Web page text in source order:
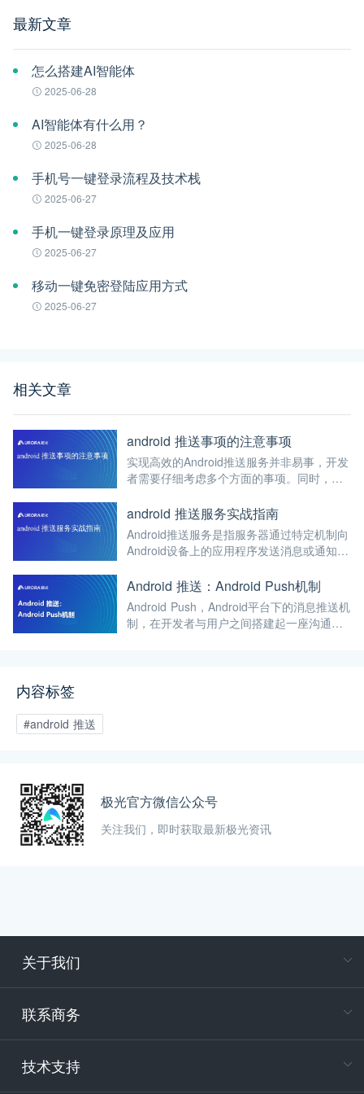
最新文章
怎么搭建AI智能体
2025-06-28
AI智能体有什么用？
2025-06-28
手机号一键登录流程及技术栈
2025-06-27
手机一键登录原理及应用
2025-06-27
移动一键免密登陆应用方式
2025-06-27
相关文章
android 推送事项的注意事项
实现高效的Android推送服务并非易事，开发
者需要仔细考虑多个方面的事项。同时，选
以提升推送服务的稳定性和效果。
android 推送服务实战指南
Android推送服务是指服务器通过特定机制向
Android设备上的应用程序发送消息或通知的
动打开或持续运行的情况下接收更新或通
知，广泛应用于新闻更新、社交应用、即时
通讯、游戏更新等多种场景。
Android 推送：Android Push机制
Android Push，Android平台下的消息推送机
制，在开发者与用户之间搭建起一座沟通的
内容标签
#android 推送
极光官方微信公众号
关注我们，即时获取最新极光资讯
关于我们
联系商务
技术支持
电
400-